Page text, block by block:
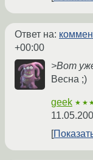
Ответ на:
+00:00
>Вот
Весна ;)
geek